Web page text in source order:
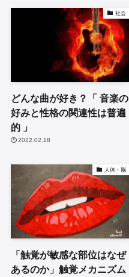
社会
どんな曲が好き？「 音楽の
好みと性格の関連性は普遍
的 」
2022.02.18
人体・脳
「触覚が敏感な部位はなぜ
あるのか」触覚メカニズム